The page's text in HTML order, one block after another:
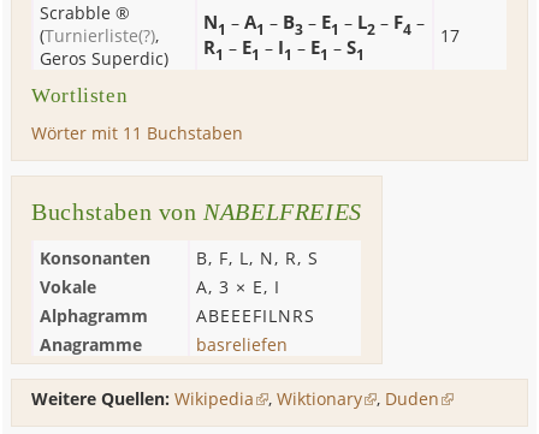
Scrabble ®
(Turnierliste(?),
Geros Superdic)
N1 –A1 – B3 – E1 – L2 – F4 –
R1 – E1 – I1 – E1 –S1
17
Wortlisten
Wörter mit 11 Buchstaben
Buchstaben von NABELFREIES
Konsonanten B, F, L, N, R,S
Vokale
A, 3 × E, I
Alphagramm
ABEEEFILNRS
Anagramme
basreliefen
Weitere Quellen: Wikipedia ,Wiktionary , Duden